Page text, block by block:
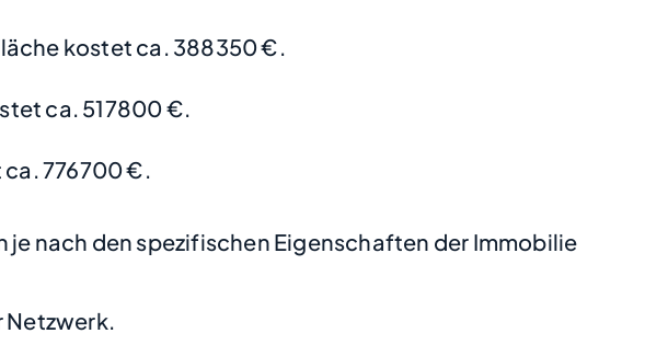
kostet ca. 388350 €.
ca. 517800 €.
776700 €.
nach den spezifischen Eigenschaften der Immobilie
Netzwerk.